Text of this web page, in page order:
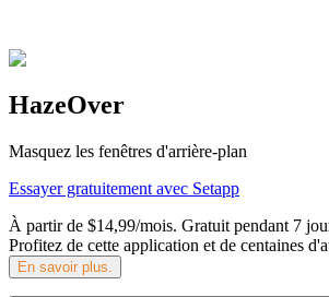
HazeOver
Masquez les fenêtres d'arrière-plan
Essayer gratuitement avec Setapp
À partir de $14,99/mois. Gratuit pendant 7
Profitez de cette application et de centaines
En savoir plus.